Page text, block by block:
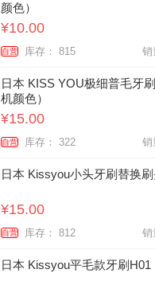
颜色）
¥10.00
自营 库存： 815 销
日本 KISS YOU极细普毛牙
机颜色）
¥15.00
自营 库存： 322 销
日本 Kissyou小头牙刷替换刷
¥15.00
自营 库存： 812 销
日本 Kissyou平毛款牙刷H01